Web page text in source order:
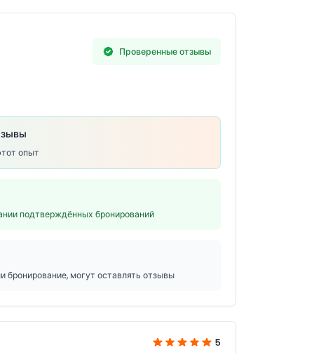
Проверенные отзывы
опыт
подтверждённых бронирований
бронирование, могут оставлять отзывы
5